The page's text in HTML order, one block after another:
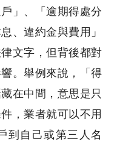
」、「逾期得處分
、違約金與費用」
文字，但背後都對
。舉例來說，「得
在中間，意思是只
，業者就可以不用
到自己或第三人名